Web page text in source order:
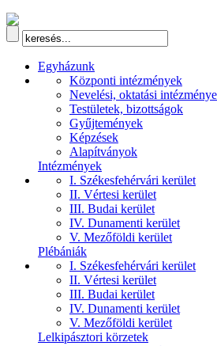
Egyházunk
Központi intézmények
Nevelési, oktatási
Testületek, bizottságok
Gyűjtemények
Képzések
Alapítványok
Intézmények
I. Székesfehérvári kerület
II. Vértesi kerület
III. Budai kerület
IV. Dunamenti kerület
V. Mezőföldi kerület
Plébániák
I. Székesfehérvári kerület
II. Vértesi kerület
III. Budai kerület
IV. Dunamenti kerület
V. Mezőföldi kerület
Lelkipásztori körzetek